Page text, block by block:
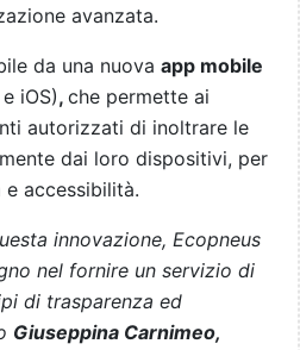
avanzata.
da una nuova app mobile
iOS), che permette ai
autorizzati di inoltrare le
dai loro dispositivi, per
accessibilità.
innovazione, Ecopneus
nel fornire un servizio di
di trasparenza ed
Giuseppina Carnimeo,